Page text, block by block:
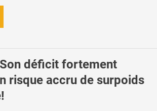
déficit fortement
risque accru de surpoids